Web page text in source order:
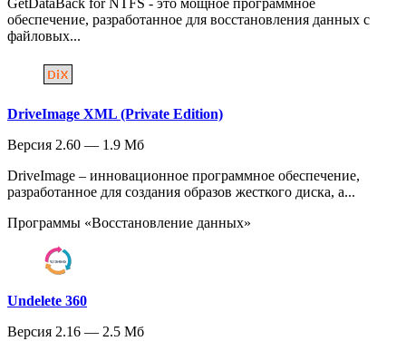
GetDataBack for NTFS - это мощное программное
обеспечение, разработанное для восстановления данных с
файловых...
DriveImage XML (Private Edition)
Версия 2.60 — 1.9 Мб
DriveImage – инновационное программное обеспечение,
разработанное для создания образов жесткого диска, а...
Программы «Восстановление данных»
Undelete 360
Версия 2.16 — 2.5 Мб